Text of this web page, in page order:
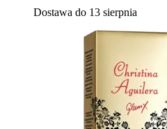
Dostawa do 13 sierpnia